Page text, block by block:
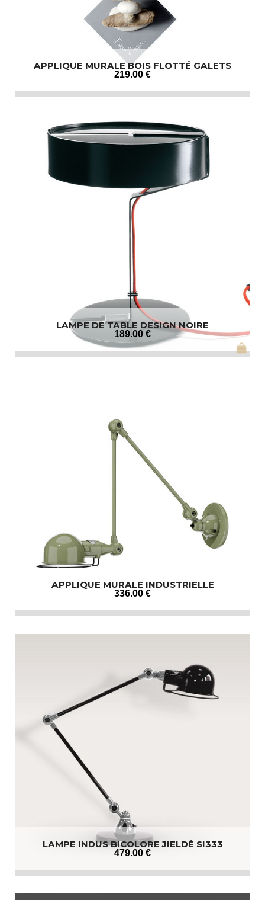
APPLIQUE MURALE BOIS FLOTTÉ GALETS
219.00 €
LAMPE DE TABLE DESIGN NOIRE
189.00 €
APPLIQUE MURALE INDUSTRIELLE
336.00 €
LAMPE INDUS BICOLORE JIELDÉ SI333
479.00 €